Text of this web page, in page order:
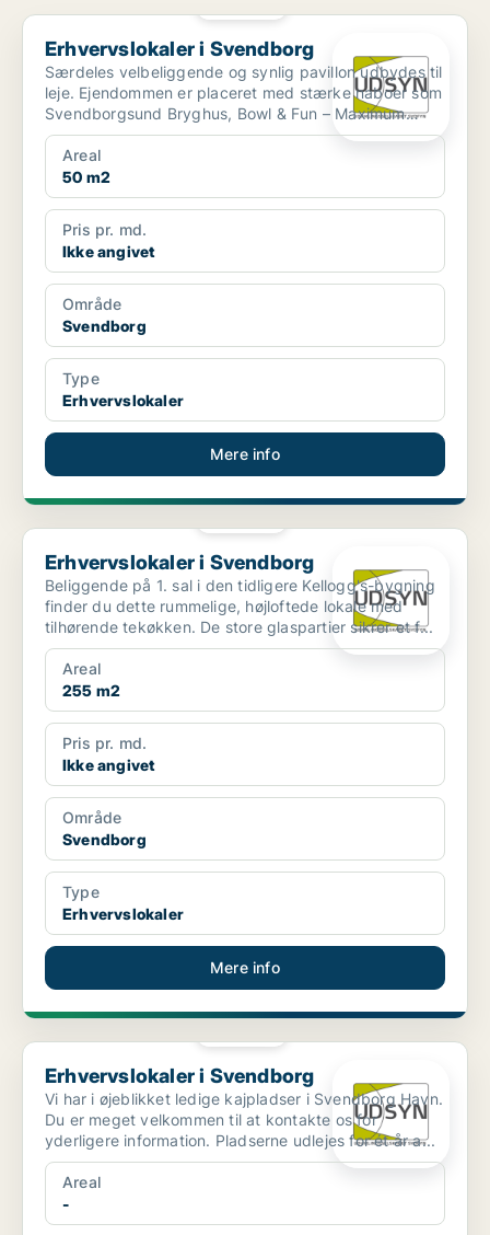
Erhvervslokaler i Svendborg
Erhvervslokaler i Svendborg
Særdeles velbeliggende og synlig pavillon udbydes til
leje. Ejendommen er placeret med stærke naboer som
Svendborgsund Bryghus, Bowl & Fun – Maximum
samt Cit...
Areal
50 m2
Pris pr. md.
Ikke angivet
Område
Svendborg
Type
Erhvervslokaler
Mere info
Erhvervslokaler i Svendborg
Erhvervslokaler i Svendborg
Beliggende på 1. sal i den tidligere Kellogg's-bygning
finder du dette rummelige, højloftede lokale med
tilhørende tekøkken. De store glaspartier sikrer et f...
Areal
255 m2
Pris pr. md.
Ikke angivet
Område
Svendborg
Type
Erhvervslokaler
Mere info
Erhvervslokaler i Svendborg
Erhvervslokaler i Svendborg
Vi har i øjeblikket ledige kajpladser i Svendborg Havn.
Du er meget velkommen til at kontakte os for
yderligere information. Pladserne udlejes for ét år a...
Areal
-